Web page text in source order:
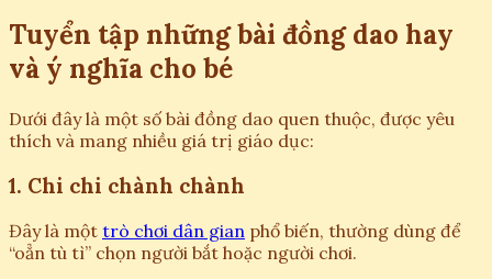
Tuyển tập những bài đồng dao hay
và ý nghĩa cho bé
Dưới đây là một số bài đồng dao quen thuộc, được yêu
thích và mang nhiều giá trị giáo dục:
1. Chi chi chành chành
Đây là một trò chơi dân gian phổ biến, thường dùng để
“oẳn tù tì” chọn người bắt hoặc người chơi.